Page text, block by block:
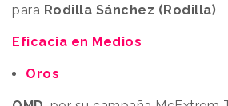
para Rodilla Sánchez (Rodilla)
Eficacia en Medios
Oros